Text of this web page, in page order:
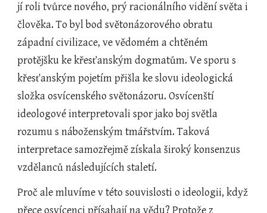
jí roli tvůrce nového, prý racionálního vidění světa i
člověka. To byl bod světonázorového obratu
západní civilizace, ve vědomém a chtěném
protějšku ke křesťanským dogmatům. Ve sporu s
křesťanským pojetím přišla ke slovu ideologická
složka osvícenského světonázoru. Osvícenští
ideologové interpretovali spor jako boj světla
rozumu s náboženským tmářstvím. Taková
interpretace samozřejmě získala široký konsenzus
vzdělanců následujících staletí.
Proč ale mluvíme v této souvislosti o ideologii, když
přece osvícenci přísahají na vědu? Protože z